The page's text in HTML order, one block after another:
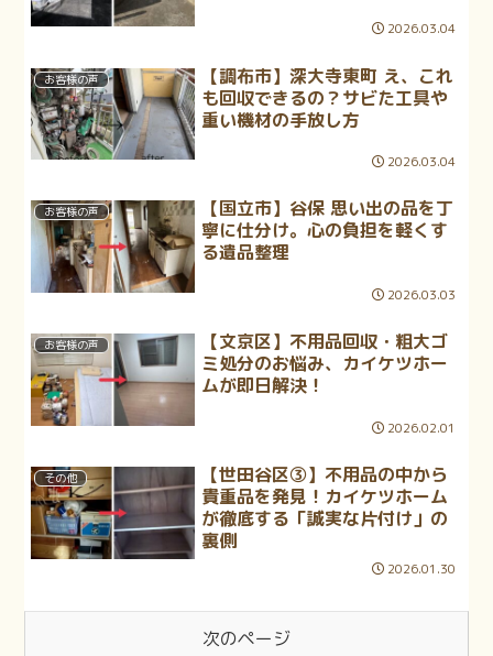
2026.03.04
お客様の声
【調布市】深大寺東町 え、これ
も回収できるの？サビた工具や
重い機材の手放し方
2026.03.04
お客様の声
【国立市】谷保 思い出の品を丁
寧に仕分け。心の負担を軽くす
る遺品整理
2026.03.03
お客様の声
【文京区】不用品回収・粗大ゴ
ミ処分のお悩み、カイケツホー
ムが即日解決！
2026.02.01
その他
【世田谷区③】不用品の中から
貴重品を発見！カイケツホーム
が徹底する「誠実な片付け」の
裏側
2026.01.30
次のページ